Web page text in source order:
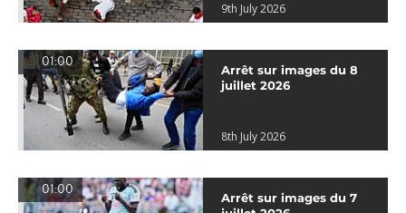
9th July 2026
01:00
Arrêt sur images du 8
juillet 2026
8th July 2026
01:00
Arrêt sur images du 7